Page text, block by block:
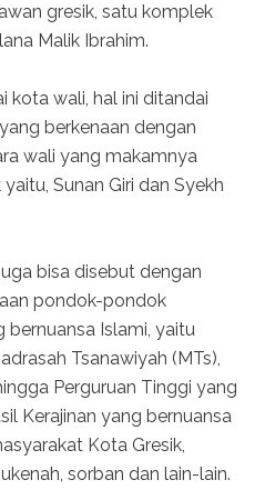
gresik, satu komplek
Malik Ibrahim.
kota wali, hal ini ditandai
berkenaan dengan
wali yang makamnya
Sunan Giri dan Syekh
bisa disebut dengan
pondok-pondok
bernuansa Islami, yaitu
Tsanawiyah (MTs),
Perguruan Tinggi yang
Kerajinan yang bernuansa
Kota Gresik,
sorban dan lain-lain.